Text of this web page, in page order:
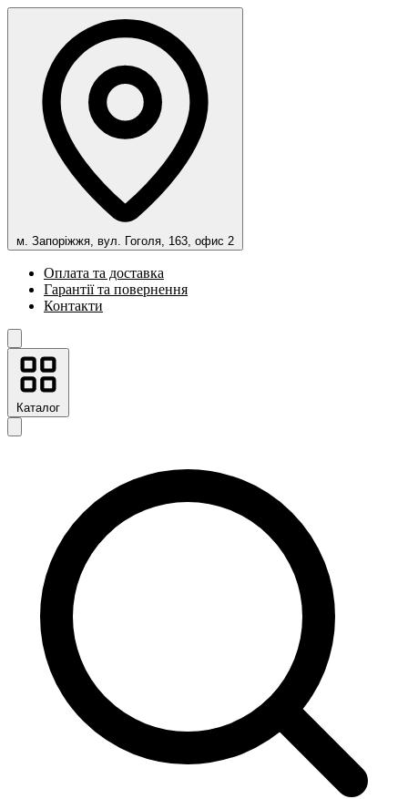
м. Запоріжжя, вул. Гоголя, 163, офис 2
Оплата та доставка
Гарантії та повернення
Контакти
Каталог